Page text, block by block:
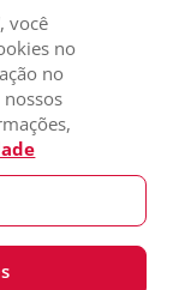
você
no
no